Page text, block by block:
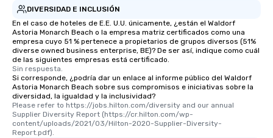
DIVERSIDAD E INCLUSIÓN
En el caso de hoteles de E.E. U.U. únicamente, ¿están el Waldorf
Astoria Monarch Beach o la empresa matriz certificados como una
empresa cuyo 51 % pertenece a propietarios de grupos diversos (51%
diverse owned business enterprise, BE)? De ser así, indique como cuál
de las siguientes empresas está certificado.
Sin respuesta.
Si corresponde, ¿podría dar un enlace al informe público del Waldorf
Astoria Monarch Beach sobre sus compromisos e iniciativas sobre la
diversidad, la igualdad y la inclusividad?
Please refer to https://jobs.hilton.com/diversity and our annual
Supplier Diversity Report (https://cr.hilton.com/wp-
content/uploads/2021/03/Hilton-2020-Supplier-Diversity-
Report.pdf).